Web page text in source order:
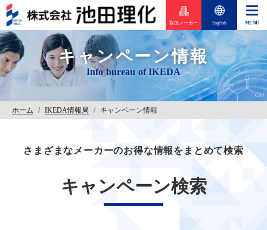
取扱メーカー English
キャンペーン情報
ホーム / IKEDA情報局 / キャンペーン情報
さまざまなメーカーのお得な情報をまとめて検索
キャンペーン検索